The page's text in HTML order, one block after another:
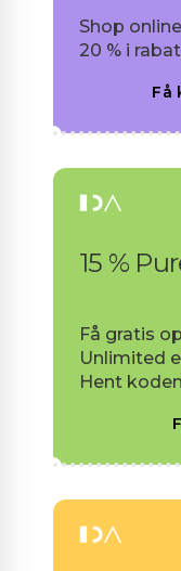
Shop
20 % i
Få
15 %
Få gratis
Unlimited
Hent